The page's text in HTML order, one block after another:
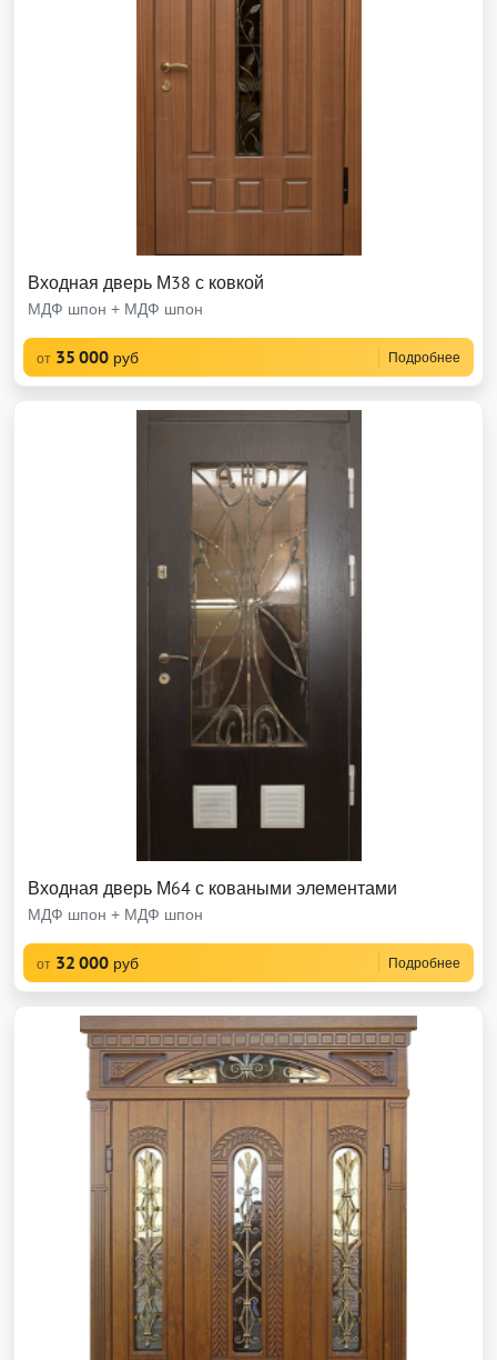
Входная дверь М38 с ковкой
МДФ шпон + МДФ шпон
от 35 000 руб Подробнее
Входная дверь М64 с коваными элементами
МДФ шпон + МДФ шпон
от 32 000 руб Подробнее